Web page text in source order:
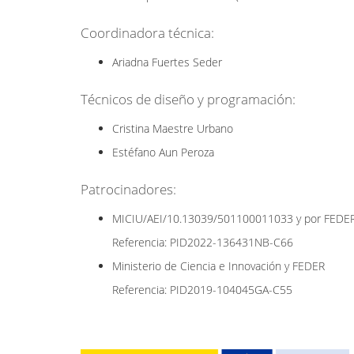
Coordinadora técnica:
Ariadna Fuertes Seder
Técnicos de diseño y programación:
Cristina Maestre Urbano
Estéfano Aun Peroza
Patrocinadores:
MICIU/AEI/10.13039/501100011033 y por
Referencia: PID2022-136431NB-C66
Ministerio de Ciencia e Innovación y FEDER
Referencia: PID2019-104045GA-C55